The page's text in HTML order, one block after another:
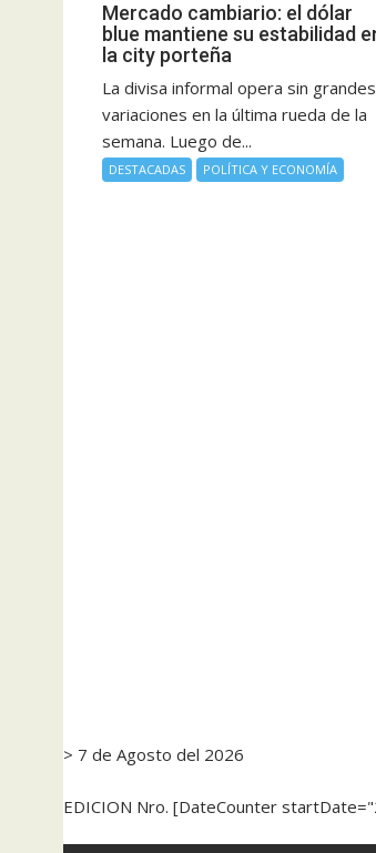
Mercado cambiario: el dólar
blue mantiene su estabilidad
la city porteña
La divisa informal opera sin grandes
variaciones en la última rueda de la
semana. Luego de...
DESTACADAS POLÍTICA Y ECONOMÍA
> 7 de Agosto del 2026
EDICION Nro. [DateCounter